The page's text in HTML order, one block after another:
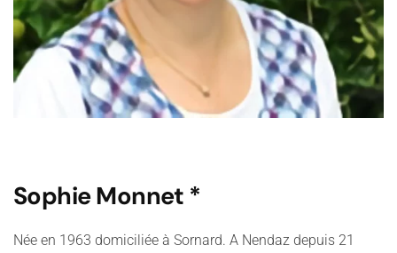
Sophie Monnet *
Née en 1963 domiciliée à Sornard. A Nendaz depuis 21